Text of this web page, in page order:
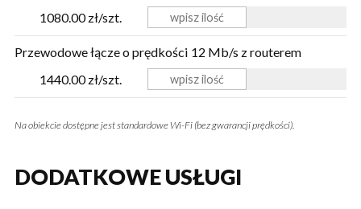
1080.00 zł/szt.
Przewodowe łącze o prędkości 12 Mb/s z routerem
1440.00 zł/szt.
Na obiekcie dostępne jest standardowe Wi-Fi (bez gwarancji prędkości).
DODATKOWE USŁUGI